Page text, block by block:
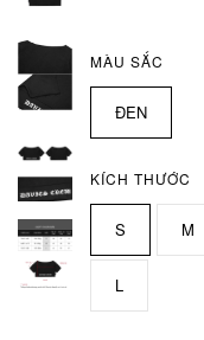
MÀU SẮC
ĐEN
KÍCH THƯỚC
S M
L